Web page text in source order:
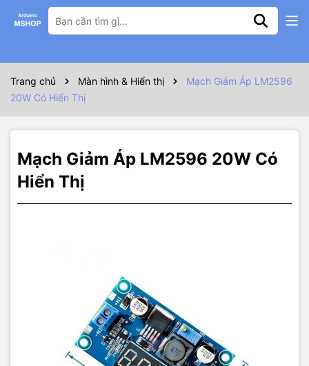
Trang chủ Màn hình & Hiển thị
Mạch Giảm Áp LM2596
20W Có Hiển Thị
Mạch Giảm Áp LM2596 20W Có
Hiển Thị
Thông số kỹ thuật
20W Có Hiển Thị, điện áp đầu vào 4.0 - 40V